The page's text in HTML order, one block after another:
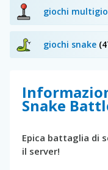
giochi
giochi snake
Snake
Epica battaglia di
il server!